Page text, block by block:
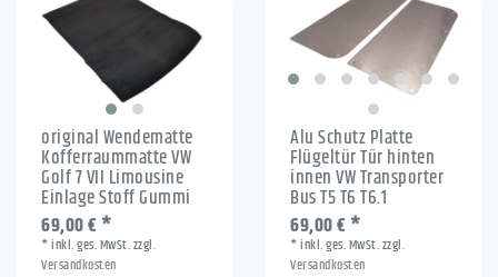
original Wendematte
Kofferraummatte VW
Golf 7 VII Limousine
Einlage Stoff Gummi
69,00 € *
*inkl. ges. MwSt.zzgl.
Versandkosten
Alu Schutz Platte
Flügeltür Tür hinten
innen VW Transporter
Bus T5 T6 T6.1
69,00 € *
*inkl. ges. MwSt.zzgl.
Versandkosten